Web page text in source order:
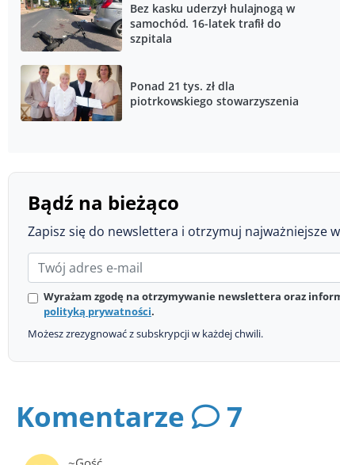
Bez kasku uderzył hulajnogą w
samochód. 16-latek trafił do
szpitala
Ponad 21 tys. zł dla
piotrkowskiego stowarzyszenia
Bądź na bieżąco
Zapisz się do newslettera i otrzymuj najważniejsze
Wyrażam zgodę na otrzymywanie newslettera oraz
polityką prywatności.
Możesz zrezygnować z subskrypcji w każdej chwili.
Komentarze 7